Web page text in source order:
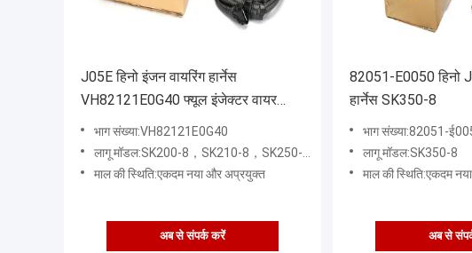
J05E हिनो इंजन वायरिंग हार्नेस
VH82121E0G40 फ्यूल इंजेक्टर वायर
SK200-8
भाग संख्या:VH82121E0G40
लागू मॉडल:SK200-8，SK210-8，SK250-8，SK260-8，SK330-8，SK350-8
माल की स्थिति:एकदम नया और अप्रयुक्त
अब से संपर्क करें
82051-E0050 हिनो
हार्नेस SK350-8
भाग संख्या:82051-
लागू मॉडल:SK350-8
माल की स्थिति:एकदम
अब से